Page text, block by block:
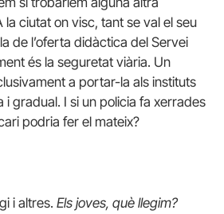
ciutat on visc, tant se val el seu
de l’oferta didàctica del Servei
és la seguretat viària. Un
a portar-la als instituts
i gradual. I si un policia fa xerrades
podria fer el mateix?
i altres. Els joves, què llegim?